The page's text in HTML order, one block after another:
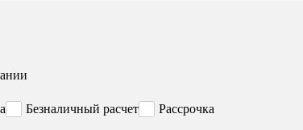
Безналичный расчет
Рассрочка